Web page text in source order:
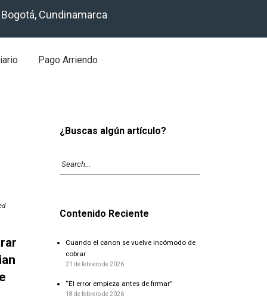
Cundinamarca
Pago Arriendo
¿Buscas algún artículo?
Contenido Reciente
Cuando el canon se vuelve incómodo de
cobrar
21 de febrero de 2026
“El error empieza antes de firmar”
18 de febrero de 2026